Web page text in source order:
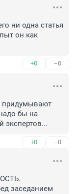
ни одна статья
он как
+0 –0
придумывают
бы на
экспертов...
+0 –0
заседанием